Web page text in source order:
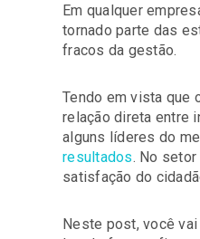
Em qualquer
tornado parte das
fracos da gestão.
Tendo em vista que
relação direta entre
alguns líderes do
resultados. No
satisfação do
Neste post, você